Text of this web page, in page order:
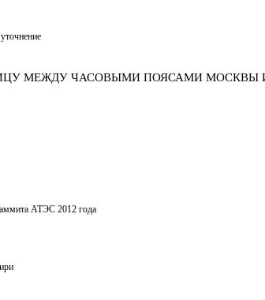
МЕЖДУ ЧАСОВЫМИ ПОЯСАМИ МОСКВЫ
АТЭС 2012 года